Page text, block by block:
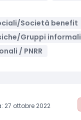
Società benefit
Gruppi informali
/ PNRR
27 ottobre 2022